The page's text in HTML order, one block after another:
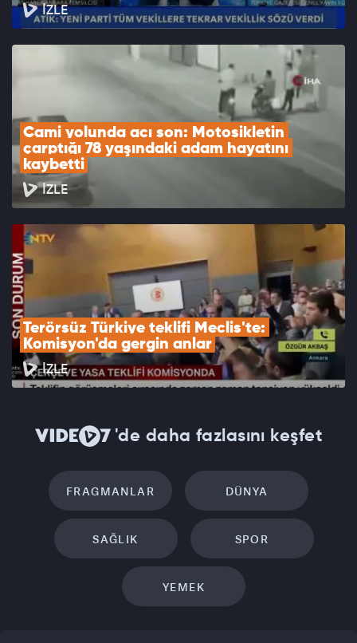
İZLE
Cami yolunda acı son: Motosikletin
çarptığı 78 yaşındaki adam hayatını
kaybetti
İZLE
Terörsüz Türkiye teklifi Meclis'te:
Komisyon'da gergin anlar
İZLE
'de daha fazlasını keşfet
FRAGMANLAR DÜNYA
SAĞLIK SPOR
YEMEK